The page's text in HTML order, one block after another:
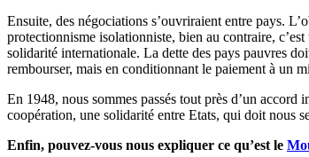
Ensuite, des négociations s’ouvriraient entre pays.
protectionnisme isolationniste, bien au contraire,
solidarité internationale. La dette des pays pauvres
rembourser, mais en conditionnant le paiement à un
En 1948, nous sommes passés tout près d’un
coopération, une solidarité entre Etats, qui doit nous
Enfin, pouvez-vous nous expliquer ce qu’est le